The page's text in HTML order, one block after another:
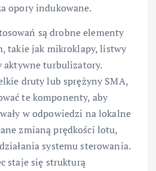
opory indukowane.
są drobne elementy
takie jak mikroklapy, listwy
aktywne turbulizatory.
druty lub sprężyny SMA,
te komponenty, aby
w odpowiedzi na lokalne
zmianą prędkości lotu,
systemu sterowania.
staje się strukturą